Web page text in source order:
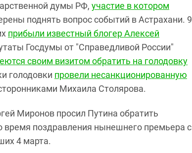
думы РФ, участие в котором
поднять вопрос событий в Астрахани. 9
прибыли известный блогер Алексей
Госдумы от "Справедливой России"
своим визитом обратить на голодовку
голодовки провели несанкционированную
Михаила Столярова.
Миронов просил Путина обратить
время поздравления нынешнего премьера с
4 марта.